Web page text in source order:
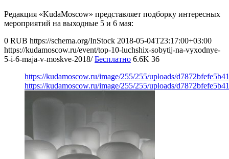
Редакция «KudaMoscow» представляет подборку интересных
мероприятий на выходные 5 и 6 мая:
0 RUB https://schema.org/InStock 2018-05-04T23:17:00+03:00
https://kudamoscow.ru/event/top-10-luchshix-sobytij-na-vyxodnye-
5-i-6-maja-v-moskve-2018/ Бесплатно 6.6K 36
https://kudamoscow.ru/image/255/255/uploads/
https://kudamoscow.ru/image/255/255/uploads/